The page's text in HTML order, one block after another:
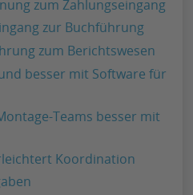
zum Zahlungseingang
zur Buchführung
zum Berichtswesen
besser mit Software für
Teams besser mit
Koordination